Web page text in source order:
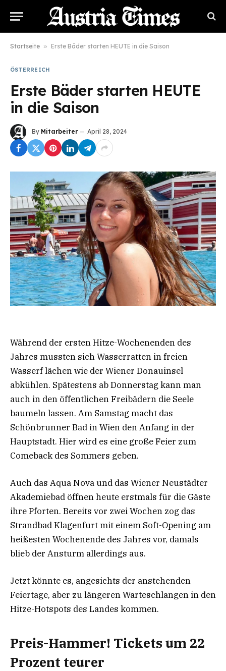
Startseite » Erste Bäder starten HEUTE in die Saison
ÖSTERREICH
Erste Bäder starten HEUTE
in die Saison
By Mitarbeiter April 28, 2024
Während der ersten Hitze-Wochenenden des
Jahres mussten sich Wasserratten in freien
Wasserf lächen wie der Wiener Donauinsel
abkühlen. Spätestens ab Donnerstag kann man
auch in den öffentlichen Freibädern die Seele
baumeln lassen. Am Samstag macht das
Schönbrunner Bad in Wien den Anfang in der
Hauptstadt. Hier wird es eine große Feier zum
Comeback des Sommers geben.
Auch das Aqua Nova und das Wiener Neustädter
Akademiebad öffnen heute erstmals für die Gäste
ihre Pforten. Bereits vor zwei Wochen zog das
Strandbad Klagenfurt mit einem Soft-Opening am
heißesten Wochenende des Jahres vor, damals
blieb der Ansturm allerdings aus.
Jetzt könnte es, angesichts der anstehenden
Feiertage, aber zu längeren Warteschlangen in den
Hitze-Hotspots des Landes kommen.
Preis-Hammer! Tickets um 22
Prozent teurer